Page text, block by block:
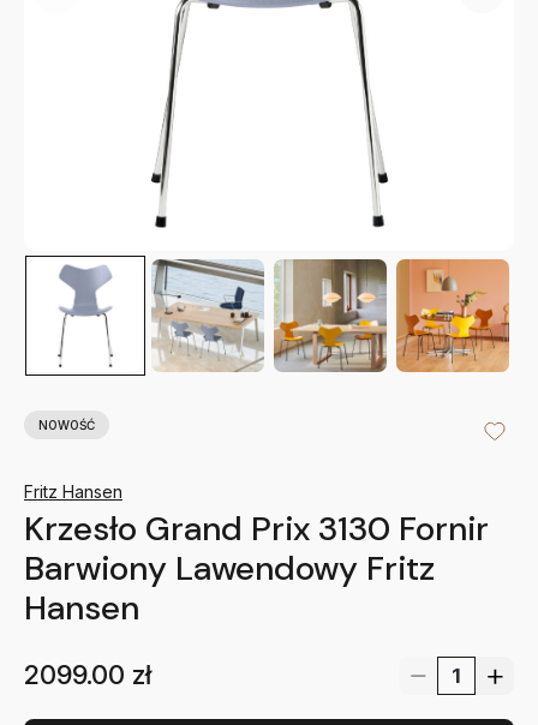
NOWOŚĆ
Fritz Hansen
Krzesło Grand Prix 3130 Fornir
Barwiony Lawendowy Fritz
Hansen
2099.00 zł